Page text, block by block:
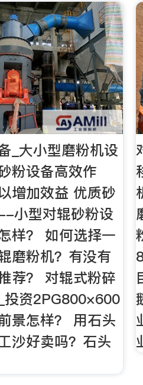
_大小型磨粉机设
粉设备高效作
增加效益 优质砂
小型对辊砂粉设
样？ 如何选择一
磨粉机？有没有
荐？ 对辊式粉碎
投资2PG800×600
景怎样？ 用石头
沙好卖吗？石头